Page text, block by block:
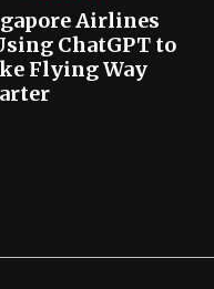
Airlines
ChatGPT to
Flying Way